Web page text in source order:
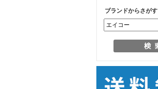
ブランドからさがす